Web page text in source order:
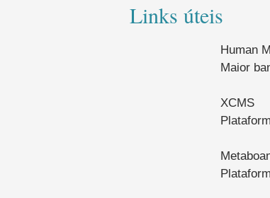
Links úteis
Human
Maior
XCMS